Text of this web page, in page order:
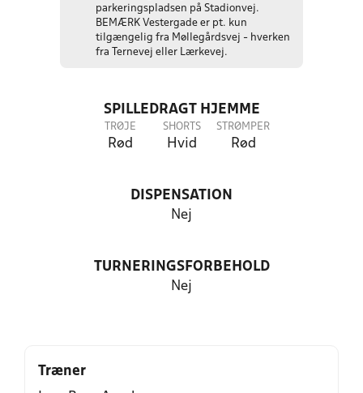
parkeringspladsen på Stadionvej.
BEMÆRK Vestergade er pt. kun
tilgængelig fra Møllegårdsvej - hverken
fra Ternevej eller Lærkevej.
SPILLEDRAGT HJEMME
TRØJE
Rød
SHORTS
Hvid
STRØMPER
Rød
DISPENSATION
Nej
TURNERINGSFORBEHOLD
Nej
Træner